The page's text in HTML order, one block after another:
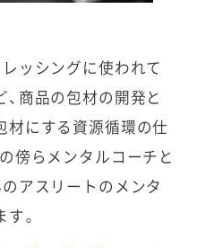
ッシングに使われて
商品の包材の開発と
材にする資源循環の仕
傍らメンタルコーチと
アスリートのメンタ
。